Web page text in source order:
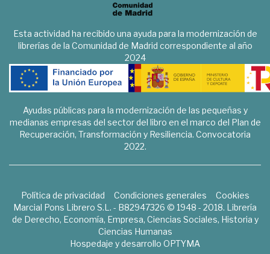
Esta actividad ha recibido una ayuda para la modernización de
librerías de la Comunidad de Madrid correspondiente al año
2024
Ayudas públicas para la modernización de las pequeñas y
medianas empresas del sector del libro en el marco del Plan de
Recuperación, Transformación y Resiliencia. Convocatoria
2022.
Política de privacidad Condiciones generales
Cookies
Marcial Pons Librero S.L. - B82947326 © 1948 - 2018. Librería
de Derecho, Economía, Empresa, Ciencias Sociales, Historia y
Ciencias Humanas
Hospedaje y desarrollo OPTYMA